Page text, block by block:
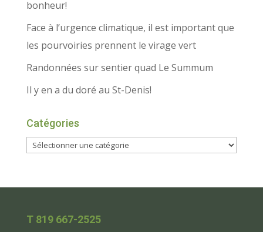
bonheur!
Face à l’urgence climatique, il est important que
les pourvoiries prennent le virage vert
Randonnées sur sentier quad Le Summum
Il y en a du doré au St-Denis!
Catégories
T 819 667-2525